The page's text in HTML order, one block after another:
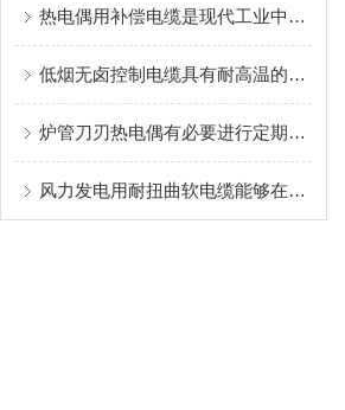
热电偶用补偿电缆是现代工业中非常重要的测量设备
低烟无卤控制电缆具有耐高温的特点
炉管刀刃热电偶有必要进行定期校准
风力发电用耐扭曲软电缆能够在设备运转时承受一定的扭转力